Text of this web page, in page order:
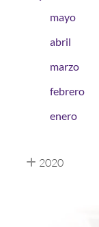
mayo
abril
marzo
febrero
enero
2020